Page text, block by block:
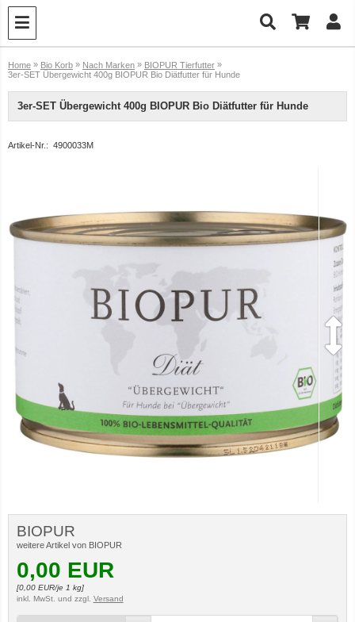
Home » Bio Korb » Nach Marken » BIOPUR Tierfutter »
3er-SET Übergewicht 400g BIOPUR Bio Diätfutter für Hunde
3er-SET Übergewicht 400g BIOPUR Bio Diätfutter für Hunde
Artikel-Nr.: 4900033M
BIOPUR
weitere Artikel von BIOPUR
0,00 EUR
[0,00EUR/je 1 kg]
inkl. MwSt. und zzgl. Versand